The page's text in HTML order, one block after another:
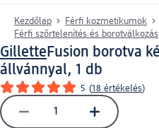
Kezdőlap
Férfi kozmetikumok
Férfi szőrtelenítés és borotválkozás
GilletteFusion borotva
állvánnyal, 1 db
5 (18 értékelés)